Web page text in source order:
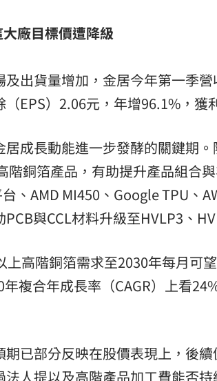
廠目標價遭降級
出貨量增加，金居今年第一季
EPS）2.06元，年增96.1%，獲
成長動能進一步發酵的關鍵期
階銅箔產品，有助提升產品組合
、AMD MI450、Google TPU、
與CCL材料升級至HVLP3、
上高階銅箔需求至2030年每月可
複合年成長率（CAGR）上看
已部分反映在股價表現上，後
人提以及高階產品加工費能否